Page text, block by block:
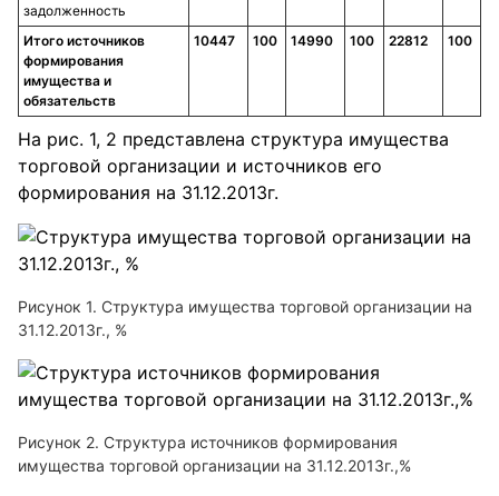
задолженность
Итого источников
формирования
имущества и
обязательств
10447 100 14990 100 22812 100
На рис. 1, 2 представлена структура имущества
торговой организации и источников его
формирования на 31.12.2013г.
Рисунок 1. Структура имущества торговой организации на
31.12.2013г., %
Рисунок 2. Структура источников формирования
имущества торговой организации на 31.12.2013г.,%